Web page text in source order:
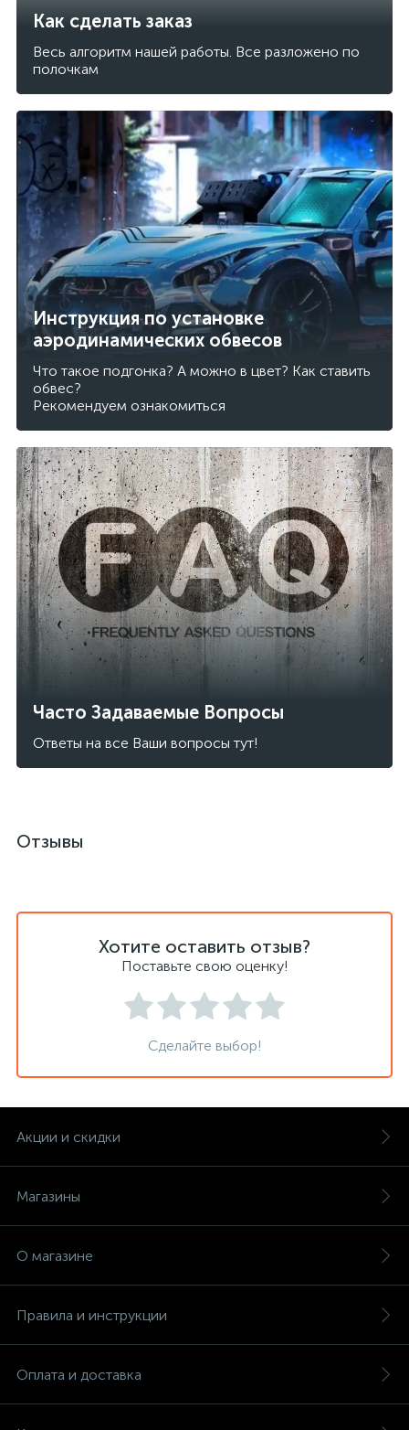
Как сделать заказ
Весь алгоритм нашей работы. Все разложено по
полочкам
Инструкция по установке
аэродинамических обвесов
Что такое подгонка? А можно в цвет? Как ставить
обвес?
Рекомендуем ознакомиться
Часто Задаваемые Вопросы
Ответы на все Ваши вопросы тут!
Отзывы
Хотите оставить отзыв?
Поставьте свою оценку!
Сделайте выбор!
Акции и скидки
Магазины
О магазине
Правила и инструкции
Оплата и доставка